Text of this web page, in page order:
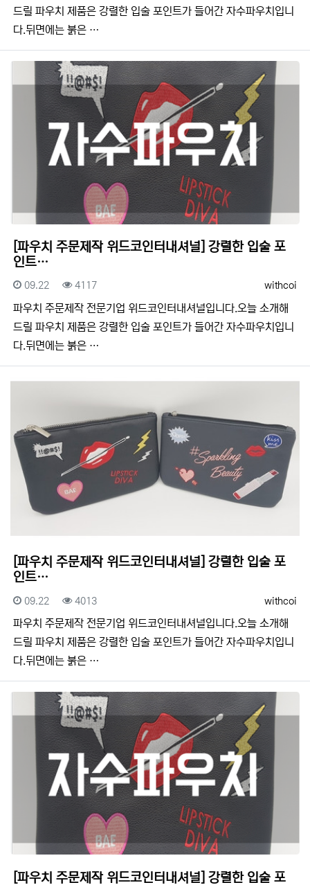
드릴 파우치 제품은 강렬한 입술 포인트가 들어간 자수파우치입니
다.뒤면에는 붉은 …
[파우치 주문제작 위드코인터내셔널] 강렬한 입술 포
인트…
등록자
withcoi
등록일
09.22 조회
4117
​​파우치 주문제작 전문기업 위드코인터내셔널입니다.​​오늘 소개해
드릴 파우치 제품은 강렬한 입술 포인트가 들어간 자수파우치입니
다.뒤면에는 붉은 …
[파우치 주문제작 위드코인터내셔널] 강렬한 입술 포
인트…
등록자
withcoi
등록일
09.22 조회
4013
​​파우치 주문제작 전문기업 위드코인터내셔널입니다.​​오늘 소개해
드릴 파우치 제품은 강렬한 입술 포인트가 들어간 자수파우치입니
다.뒤면에는 붉은 …
[파우치 주문제작 위드코인터내셔널] 강렬한 입술 포